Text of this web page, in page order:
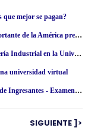
que mejor se pagan?
Todo sobre el Tahuantinsuyo; el imperio más importante de la América precolombina
9 puntos relevantes acerca de la carrera de Ingeniería Industrial en la Universidad Tecnológica Latinoamericana en línea
universidad virtual
Resultados UNFV 2024 (Domingo 28 Abril) Lista de Ingresantes - Examen Admisión Ordinario y Extraordinario - Universidad Nacional Federico Villarreal - www·unfv·edu·pe
SIGUIENTE ]>